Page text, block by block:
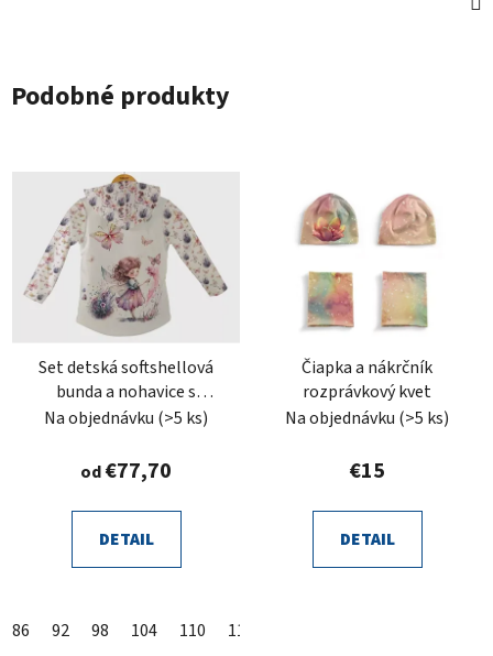
Podobné produkty
Set detská softshellová
bunda a nohavice s
fleecom, víla
Na objednávku (>5 ks)
od€77,70
DETAIL
86 92 98 104 110 116
Čiapka a nákrčník
rozprávkový kvet
Na objednávku (>5 ks)
€15
DETAIL